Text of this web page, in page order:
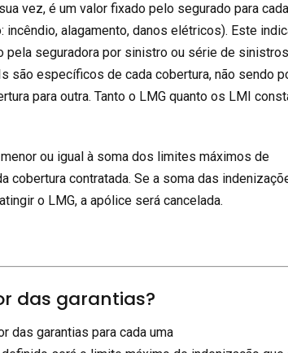
vez, é um valor fixado pelo segurado para
alagamento, danos elétricos). Este
pela seguradora por sinistro ou série de
são específicos de cada cobertura, não sendo
para outra. Tanto o LMG quanto os LMI
ou igual à soma dos limites máximos de
cobertura contratada. Se a soma das
o LMG, a apólice será cancelada.
das garantias?
das garantias para cada uma